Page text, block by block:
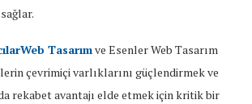
Tasarımve Esenler Web Tasarım
çevrimiçi varlıklarını güçlendirmek ve
rekabet avantajı elde etmek için kritik bir